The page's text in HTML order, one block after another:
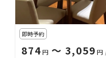
即時予約
874円〜 3,059 円